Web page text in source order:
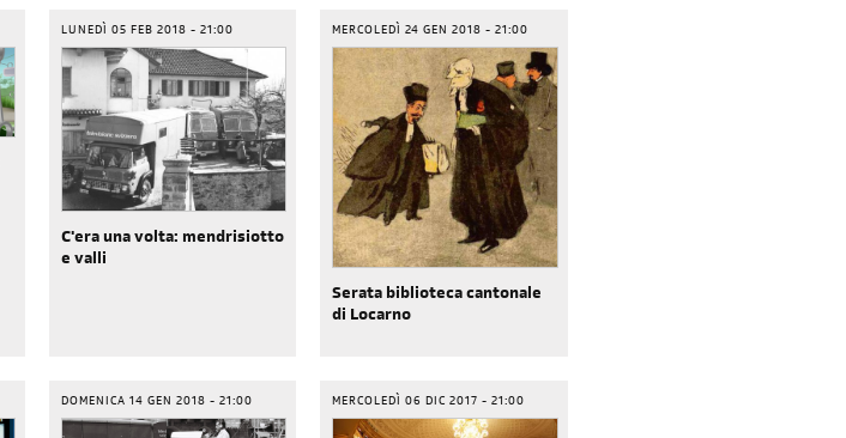
LUNEDÌ 05 FEB 2018 - 21:00
C'era una volta: mendrisiotto
e valli
MERCOLEDÌ 24 GEN 2018 - 21:00
Serata biblioteca cantonale
di Locarno
DOMENICA 14 GEN 2018 - 21:00 MERCOLEDÌ 06 DIC 2017 - 21:00